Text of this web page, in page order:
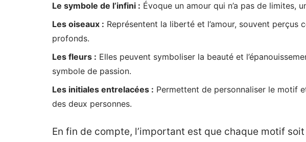
Le symbole de l’infini : Évoque un amour qui n’a pas de limites,
Les oiseaux : Représentent la liberté et l’amour, souvent perçus
profonds.
Les fleurs : Elles peuvent symboliser la beauté et
symbole de passion.
Les initiales entrelacées : Permettent de personnaliser le motif
des deux personnes.
En fin de compte, l’important est que chaque motif